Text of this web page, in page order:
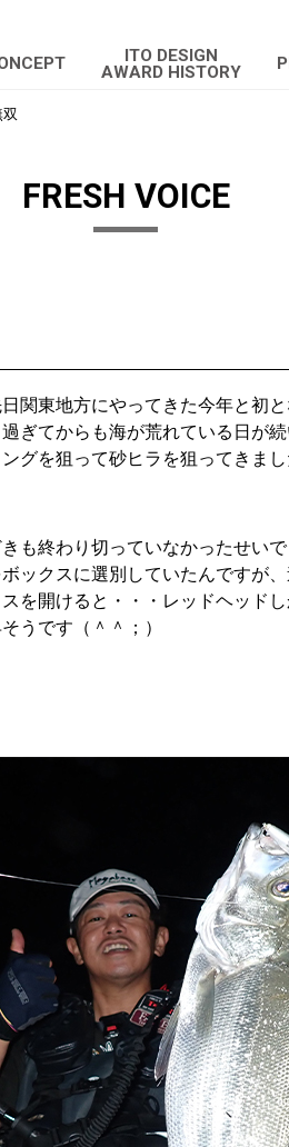
ITO DESIGN
AWARD HISTORY
FRESH VOICE
関東地方にやってきた今年と初と
ぎてからも海が荒れている日が続
グを狙って砂ヒラを狙ってきまし
も終わり切っていなかったせいで
ックスに選別していたんですが、
を開けると・・・レッドヘッドし
うです（＾＾；）